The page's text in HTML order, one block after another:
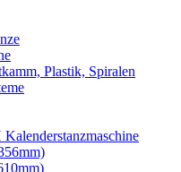
Plastik, Spiralen